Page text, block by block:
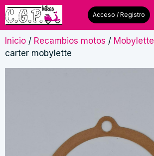
Saltar
al
contenido
Acceso / Registro
Inicio / Recambios motos / Mobylette
carter mobylette